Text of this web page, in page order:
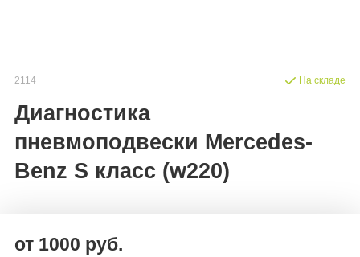
2114
Диагностика
пневмоподвески Mercedes-
Benz S класс (w220)
На складе
от 1000 руб.